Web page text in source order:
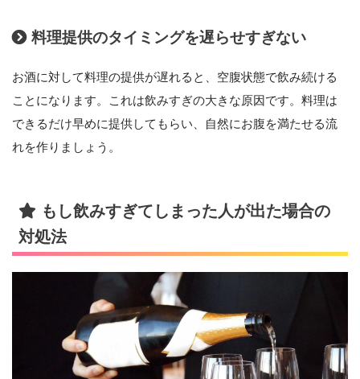
料理提供のタイミングを遅らせすぎない
お酒に対して料理の提供が遅れると、空腹状態で飲み続ける
ことになります。これは飲みすぎの大きな原因です。料理は
できるだけ早めに提供してもらい、自然にお腹を満たせる流
れを作りましょう。
もし飲みすぎてしまった人が出た場合の
対処法